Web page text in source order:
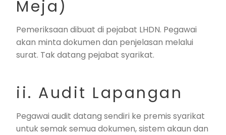
Meja)
Pemeriksaan dibuat di pejabat LHDN. Pegawai
akan minta dokumen dan penjelasan melalui
surat. Tak datang pejabat syarikat.
ii. Audit Lapangan
Pegawai audit datang sendiri ke premis syarikat
untuk semak semua dokumen, sistem akaun dan